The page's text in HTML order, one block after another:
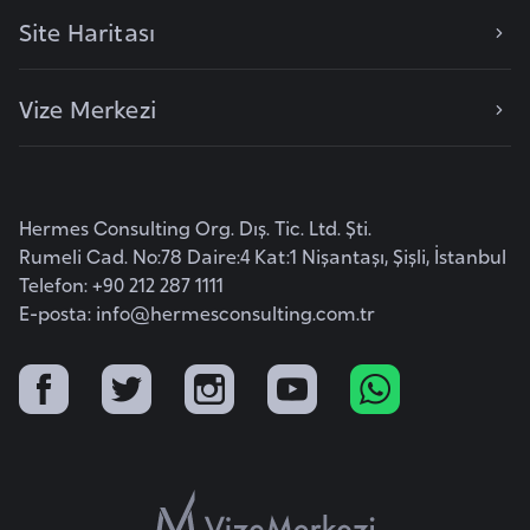
Site Haritası
Vize Merkezi
Hermes Consulting Org. Dış. Tic. Ltd. Şti.
Rumeli Cad. No:78 Daire:4 Kat:1 Nişantaşı, Şişli, İstanbul
Telefon: +90 212 287 1111
E-posta: info@hermesconsulting.com.tr
a
o
d
Ç
k
C